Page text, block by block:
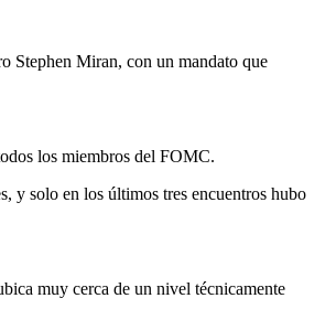
Stephen Miran, con un mandato que
los miembros del FOMC.
y solo en los últimos tres encuentros hubo
muy cerca de un nivel técnicamente